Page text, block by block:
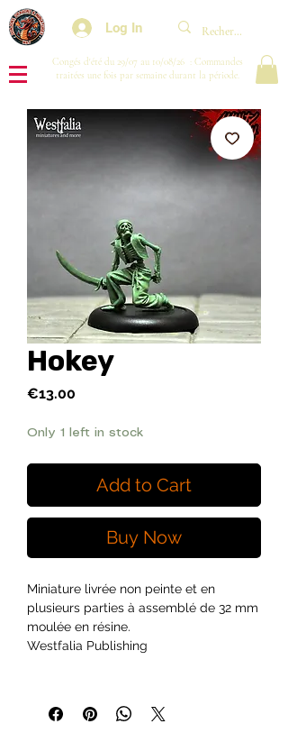
Log In
Congés d'été du 29/07 au 10/08/26 : Commandes
traitées une fois par semaine durant la période.
Hokey
€13.00
Only 1 left in stock
Add to Cart
Buy Now
Miniature livrée non peinte et en
plusieurs parties à assemblé de 32 mm
moulée en résine.
Westfalia Publishing